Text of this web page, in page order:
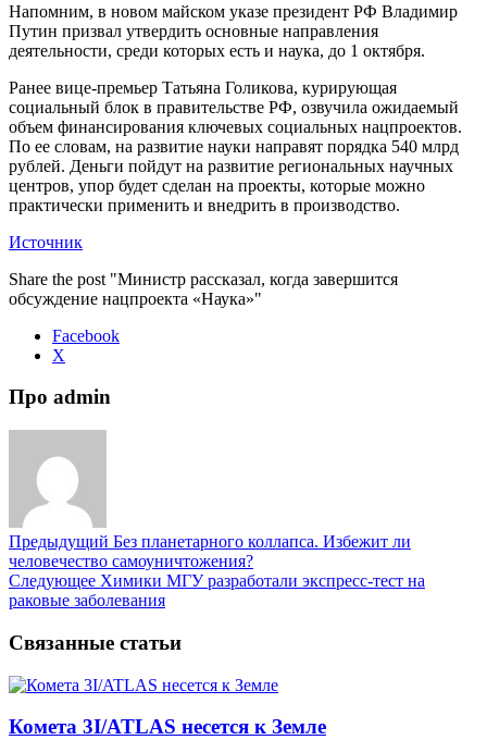
Напомним, в новом майском указе президент РФ Владимир
Путин призвал утвердить основные направления
деятельности, среди которых есть и наука, до 1 октября.
Ранее вице-премьер Татьяна Голикова, курирующая
социальный блок в правительстве РФ, озвучила ожидаемый
объем финансирования ключевых социальных нацпроектов.
По ее словам, на развитие науки направят порядка 540 млрд
рублей. Деньги пойдут на развитие региональных научных
центров, упор будет сделан на проекты, которые можно
практически применить и внедрить в производство.
Источник
Share the post "Министр рассказал, когда завершится
обсуждение нацпроекта «Наука»"
Facebook
X
Про admin
Предыдущий Без планетарного коллапса. Избежит ли
человечество самоуничтожения?
Следующее Химики МГУ разработали экспресс-тест на
раковые заболевания
Связанные статьи
Комета 3I/ATLAS несется к Земле